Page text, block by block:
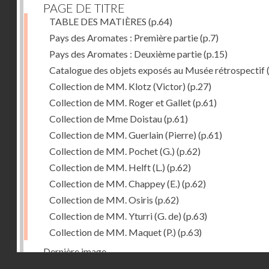
PAGE DE TITRE
TABLE DES MATIÈRES (p.64)
Pays des Aromates : Première partie(p.7)
Pays des Aromates : Deuxième partie(p.15)
Catalogue des objets exposés au Musée rétrospectif
Collection de MM. Klotz (Victor) (p.27)
Collection de MM. Roger et Gallet(p.61)
Collection de Mme Doistau(p.61)
Collection de MM. Guerlain (Pierre) (p.61)
Collection de MM. Pochet (G.) (p.62)
Collection de MM. Helft (L.) (p.62)
Collection de MM. Chappey (E.) (p.62)
Collection de MM. Osiris (p.62)
Collection de MM. Yturri (G. de) (p.63)
Collection de MM. Maquet (P.) (p.63)
Dernière image